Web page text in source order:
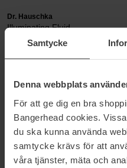
Samtycke
Denna webbplats
För att ge dig en bra
Bangerhead cookies.
du ska kunna använda
samtycke krävs för att
våra tjänster, mäta och
Dr. Hauschka
Illuminating Fluid
Glow Stick
5,5 g
17 €